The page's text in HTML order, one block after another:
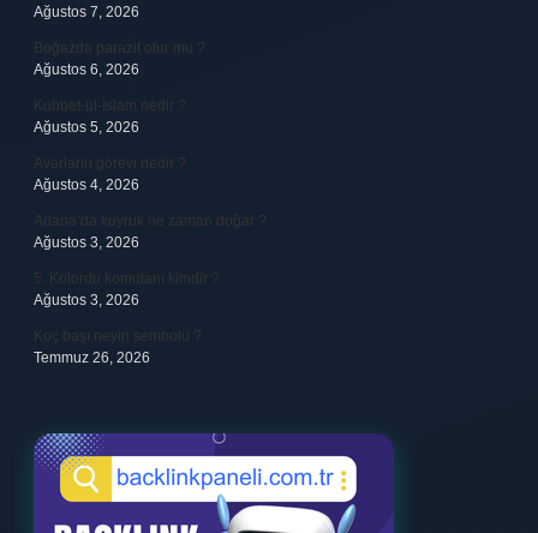
Ağustos 7, 2026
Boğazda parazit olur mu ?
Ağustos 6, 2026
Kubbet-ül-İslam nedir ?
Ağustos 5, 2026
Avarların görevi nedir ?
Ağustos 4, 2026
Adana’da kuyruk ne zaman doğar ?
Ağustos 3, 2026
5. Kolordu komutanı kimdir ?
Ağustos 3, 2026
Koç başı neyin sembolü ?
Temmuz 26, 2026